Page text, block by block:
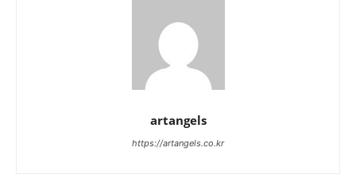
artangels
https://artangels.co.kr